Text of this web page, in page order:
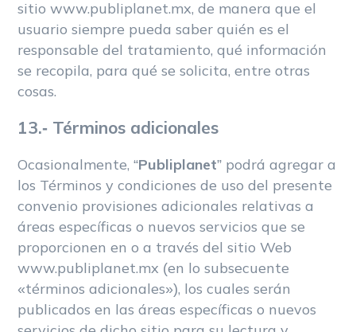
sitio www.publiplanet.mx, de manera que el
usuario siempre pueda saber quién es el
responsable del tratamiento, qué información
se recopila, para qué se solicita, entre otras
cosas.
13.- Términos adicionales
Ocasionalmente, “Publiplanet” podrá agregar a
los Términos y condiciones de uso del presente
convenio provisiones adicionales relativas a
áreas específicas o nuevos servicios que se
proporcionen en o a través del sitio Web
www.publiplanet.mx (en lo subsecuente
«términos adicionales»), los cuales serán
publicados en las áreas específicas o nuevos